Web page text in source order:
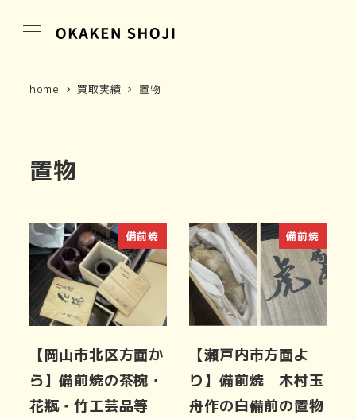
home 買取実績 置物
置物
備前焼
【岡山市北区方面か
ら】備前焼の茶椀・
花瓶・竹工芸品等
備前焼
【瀬戸内市方面よ
り】備前焼 木村玉
舟作の白備前の置物